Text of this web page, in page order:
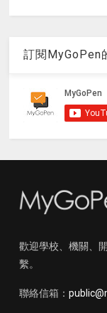
訂閱MyGoPen
歡迎學校、機關、
繫。
聯絡信箱：